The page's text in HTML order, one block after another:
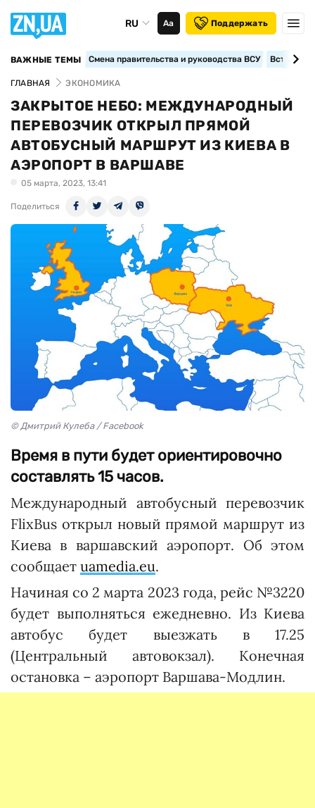
RU Аа Поддержать
ВАЖНЫЕ ТЕМЫ Смена правительства и руководства ВСУ
ГЛАВНАЯ ЭКОНОМИКА
ЗАКРЫТОЕ НЕБО: МЕЖДУНАРОДНЫЙ
ПЕРЕВОЗЧИК ОТКРЫЛ ПРЯМОЙ
АВТОБУСНЫЙ МАРШРУТ ИЗ КИЕВА В
АЭРОПОРТ В ВАРШАВЕ
05 марта, 2023, 13:41
Поделиться
© Дмитрий Кулеба / Facebook
Время в пути будет ориентировочно
составлять 15 часов.
Международный автобусный перевозчик
FlixBus открыл новый прямой маршрут из
Киева в варшавский аэропорт. Об этом
сообщает uamedia.eu.
Начиная со 2 марта 2023 года, рейс №3220
будет выполняться ежедневно. Из Киева
автобус будет выезжать в 17.25
(Центральный автовокзал). Конечная
остановка – аэропорт Варшава-Модлин.